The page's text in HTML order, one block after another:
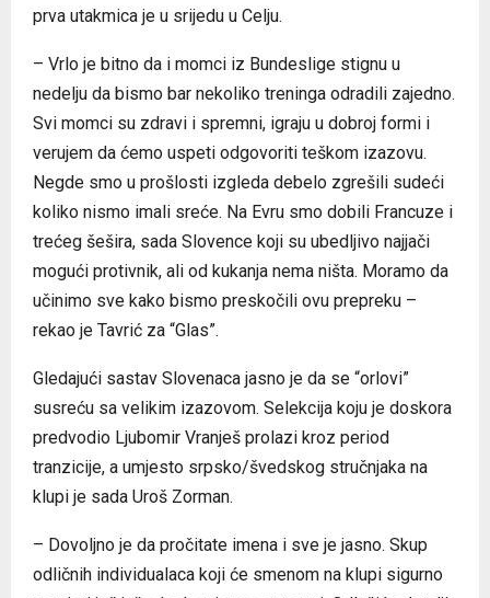
prva utakmica je u srijedu u Celju.
– Vrlo je bitno da i momci iz Bundeslige stignu u
nedelju da bismo bar nekoliko treninga odradili zajedno.
Svi momci su zdravi i spremni, igraju u dobroj formi i
verujem da ćemo uspeti odgovoriti teškom izazovu.
Negde smo u prošlosti izgleda debelo zgrešili sudeći
koliko nismo imali sreće. Na Evru smo dobili Francuze i
trećeg šešira, sada Slovence koji su ubedljivo najjači
mogući protivnik, ali od kukanja nema ništa. Moramo da
učinimo sve kako bismo preskočili ovu prepreku –
rekao je Tavrić za “Glas”.
Gledajući sastav Slovenaca jasno je da se “orlovi”
susreću sa velikim izazovom. Selekcija koju je doskora
predvodio Ljubomir Vranješ prolazi kroz period
tranzicije, a umjesto srpsko/švedskog stručnjaka na
klupi je sada Uroš Zorman.
– Dovoljno je da pročitate imena i sve je jasno. Skup
odličnih individualaca koji će smenom na klupi sigurno